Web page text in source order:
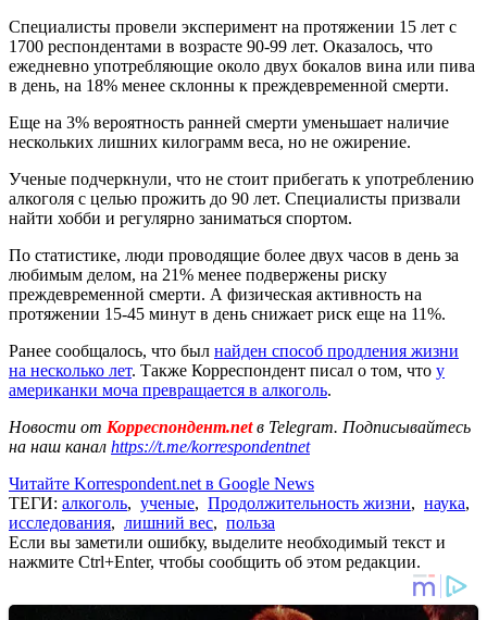
Специалисты провели эксперимент на протяжении 15 лет с
1700 респондентами в возрасте 90-99 лет. Оказалось, что
ежедневно употребляющие около двух бокалов вина или пива
в день, на 18% менее склонны к преждевременной смерти.
Еще на 3% вероятность ранней смерти уменьшает наличие
нескольких лишних килограмм веса, но не ожирение.
Ученые подчеркнули, что не стоит прибегать к употреблению
алкоголя с целью прожить до 90 лет. Специалисты призвали
найти хобби и регулярно заниматься спортом.
По статистике, люди проводящие более двух часов в день за
любимым делом, на 21% менее подвержены риску
преждевременной смерти. А физическая активность на
протяжении 15-45 минут в день снижает риск еще на 11%.
Ранее сообщалось, что был найден способ продления жизни
на несколько лет. Также Корреспондент писал о том, что у
американки моча превращается в алкоголь.
Новости от Корреспондент.netв Telegram. Подписывайтесь
на наш канал https://t.me/korrespondentnet
Читайте Korrespondent.net в Google News
ТЕГИ: алкоголь, ученые, Продолжительность жизни, наука,
исследования, лишний вес, польза
Если вы заметили ошибку, выделите необходимый текст и
нажмите Ctrl+Enter, чтобы сообщить об этом редакции.